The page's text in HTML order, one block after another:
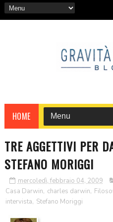
HOME
TRE AGGETTIVI PER
STEFANO MORIGGI
mercoledì, febbraio 04, 2009
Casa Darwin, charles darwin,
intervista, Stefano Moriggi